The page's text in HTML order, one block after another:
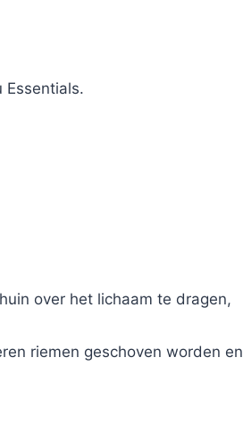
Essentials.
over het lichaam te dragen,
riemen geschoven worden en